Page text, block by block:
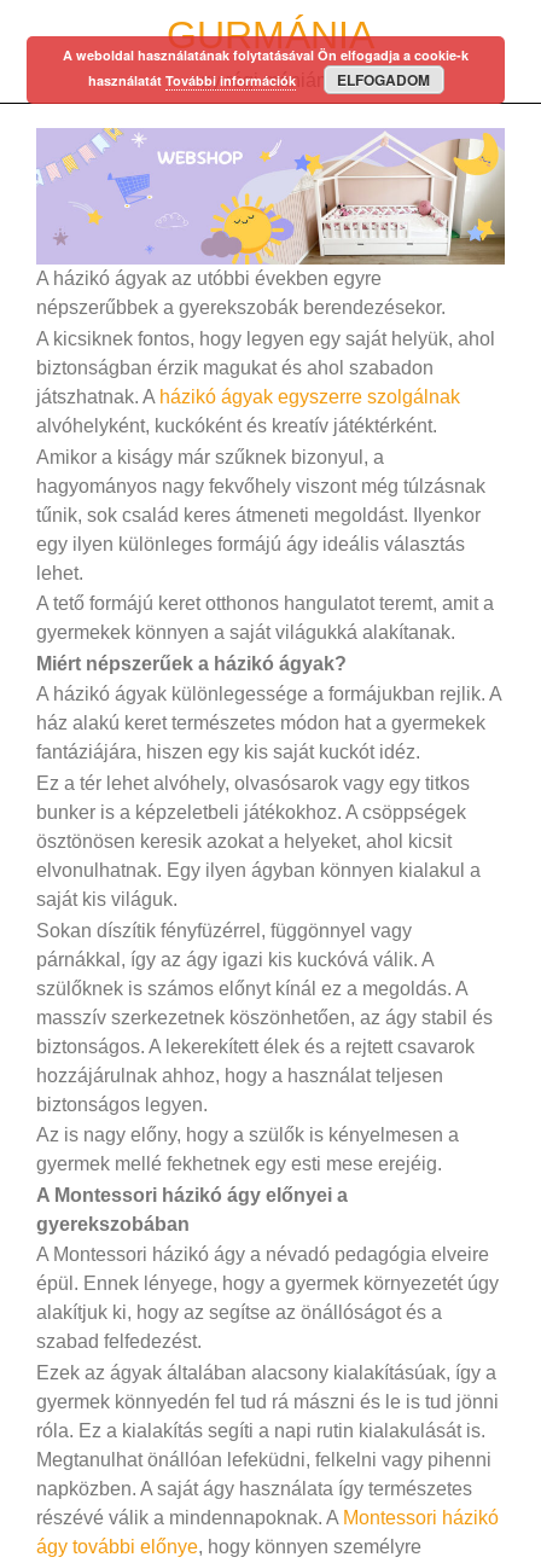
GURMÁNIA
egy régi mániám…
A házikó ágyak az utóbbi években egyre
népszerűbbek a gyerekszobák berendezésekor.
A kicsiknek fontos, hogy legyen egy saját helyük, ahol
biztonságban érzik magukat és ahol szabadon
játszhatnak. A házikó ágyak egyszerre szolgálnak
alvóhelyként, kuckóként és kreatív játéktérként.
Amikor a kiságy már szűknek bizonyul, a
hagyományos nagy fekvőhely viszont még túlzásnak
tűnik, sok család keres átmeneti megoldást. Ilyenkor
egy ilyen különleges formájú ágy ideális választás
lehet.
A tető formájú keret otthonos hangulatot teremt, amit a
gyermekek könnyen a saját világukká alakítanak.
Miért népszerűek a házikó ágyak?
A házikó ágyak különlegessége a formájukban rejlik. A
ház alakú keret természetes módon hat a gyermekek
fantáziájára, hiszen egy kis saját kuckót idéz.
Ez a tér lehet alvóhely, olvasósarok vagy egy titkos
bunker is a képzeletbeli játékokhoz. A csöppségek
ösztönösen keresik azokat a helyeket, ahol kicsit
elvonulhatnak. Egy ilyen ágyban könnyen kialakul a
saját kis világuk.
Sokan díszítik fényfüzérrel, függönnyel vagy
párnákkal, így az ágy igazi kis kuckóvá válik. A
szülőknek is számos előnyt kínál ez a megoldás. A
masszív szerkezetnek köszönhetően, az ágy stabil és
biztonságos. A lekerekített élek és a rejtett csavarok
hozzájárulnak ahhoz, hogy a használat teljesen
biztonságos legyen.
Az is nagy előny, hogy a szülők is kényelmesen a
gyermek mellé fekhetnek egy esti mese erejéig.
A Montessori házikó ágy előnyei a
gyerekszobában
A Montessori házikó ágy a névadó pedagógia elveire
épül. Ennek lényege, hogy a gyermek környezetét úgy
alakítjuk ki, hogy az segítse az önállóságot és a
szabad felfedezést.
Ezek az ágyak általában alacsony kialakításúak, így a
gyermek könnyedén fel tud rá mászni és le is tud jönni
róla. Ez a kialakítás segíti a napi rutin kialakulását is.
Megtanulhat önállóan lefeküdni, felkelni vagy pihenni
napközben. A saját ágy használata így természetes
részévé válik a mindennapoknak. A Montessori házikó
ágy további előnye, hogy könnyen személyre
A weboldal használatának folytatásával Ön elfogadja a cookie-k
használatát További információk ELFOGADOM